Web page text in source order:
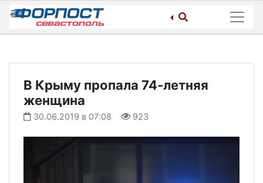
Skip
content
В Крыму пропала 74-летняя
женщина
30.06.2019 в 07:08 923